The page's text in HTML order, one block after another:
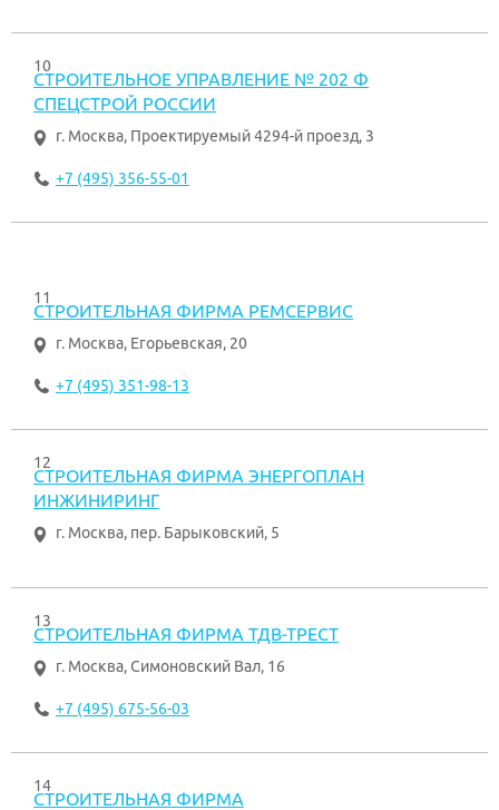
10
СТРОИТЕЛЬНОЕ УПРАВЛЕНИЕ № 202 Ф
СПЕЦСТРОЙ РОССИИ
г. Москва, Проектируемый 4294-й проезд, 3
+7 (495) 356-55-01
11
СТРОИТЕЛЬНАЯ ФИРМА РЕМСЕРВИС
г. Москва, Егорьевская, 20
+7 (495) 351-98-13
12
СТРОИТЕЛЬНАЯ ФИРМА ЭНЕРГОПЛАН
ИНЖИНИРИНГ
г. Москва, пер. Барыковский, 5
13
СТРОИТЕЛЬНАЯ ФИРМА ТДВ-ТРЕСТ
г. Москва, Симоновский Вал, 16
+7 (495) 675-56-03
14
СТРОИТЕЛЬНАЯ ФИРМА